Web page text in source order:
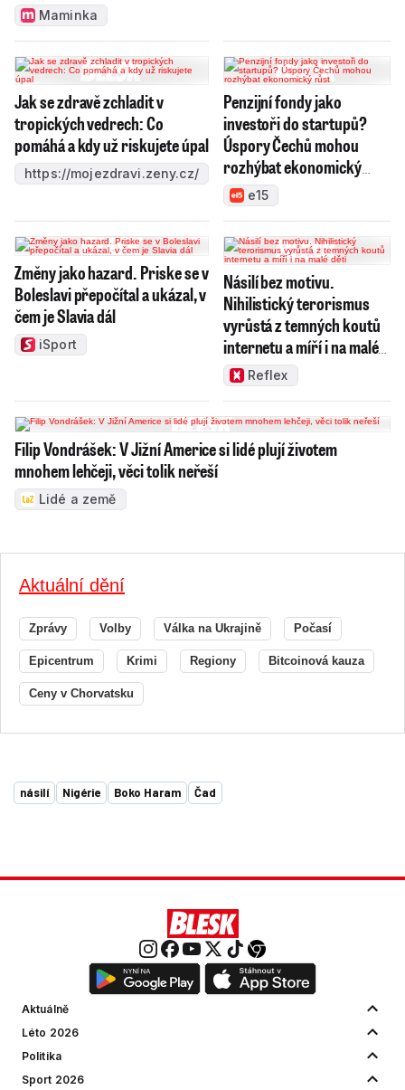
Maminka
Jak se zdravě zchladit v
tropických vedrech: Co
pomáhá a kdy už riskujete úpal
https://mojezdravi.zeny.cz/
Penzijní fondy jako
investoři do startupů?
Úspory Čechů mohou
rozhýbat ekonomický
růste15
Změny jako hazard. Priske se v
Boleslavi přepočítal a ukázal, v
čem je Slavia dál
iSport
Násilí bez motivu.
Nihilistický terorismus
vyrůstá z temných koutů
internetu a míří i na malé
dětiReflex
Filip Vondrášek: V Jižní Americe si lidé plují životem
mnohem lehčeji, věci tolik neřeší
Lidé a země
Aktuální dění
Zprávy Volby Válka na Ukrajině Počasí
Epicentrum Krimi Regiony Bitcoinová kauza
Ceny v Chorvatsku
násilí Nigérie Boko Haram Čad
Aktuálně
Léto 2026
Politika
Sport 2026